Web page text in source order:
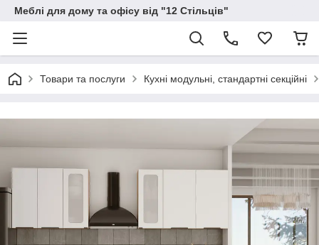
Меблі для дому та офісу від "12 Стільців"
Товари та послуги Кухні модульні, стандартні секційні